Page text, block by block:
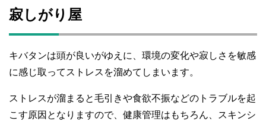
寂しがり屋
キバタンは頭が良いがゆえに、環境の変化や寂しさを敏感
に感じ取ってストレスを溜めてしまいます。
ストレスが溜まると毛引きや食欲不振などのトラブルを起
こす原因となりますので、健康管理はもちろん、スキンシ